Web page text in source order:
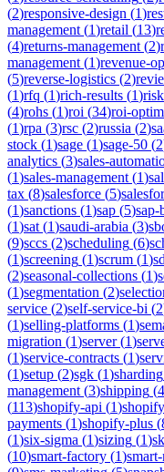
(2)responsive-design (1)
management (1)retail (13)
(4)returns-management (2)
management (1)revenue-
(5)reverse-logistics (2)
(1)rfq (1)rich-results (1)
(4)rohs (1)roi (34)roi-
(1)rpa (3)rsc (2)russia (2)
stock (1)sage (1)sage-50 (2
analytics (3)sales-
(1)sales-management (1)
tax (8)salesforce (5)
(1)sanctions (1)sap (5)sap-
(1)sat (1)saudi-arabia (3)
(9)sccs (2)scheduling (6)
(1)screening (1)scrum (1)
(2)seasonal-collections (1)
(1)segmentation (2)
service (2)self-service-bi (2
(1)selling-platforms (1)
migration (1)server(1)
(1)service-contracts (1)
(1)setup (2)sgk (1)sharding
management (3)shipping (4
(113)shopify-api (1)
payments (1)shopify-plus (
(1)six-sigma (1)sizing (1)
(10)smart-factory (1)